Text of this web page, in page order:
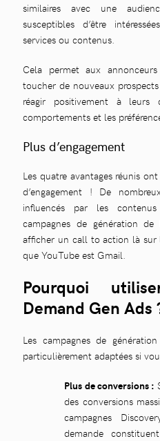
similaires avec une
susceptibles d’être
services ou contenus.
Cela permet aux
toucher de nouveaux
réagir positivement à leurs
comportements et les
Plus d’engagement
Les quatre avantages réunis
d’engagement ! De
influencés par les
campagnes de génération
afficher un call to action là sur
que YouTube est Gmail.
Pourquoi
Demand Gen Ads
Les campagnes de
particulièrement adaptées si
Plus de conversions :
des conversions
campagnes
demande